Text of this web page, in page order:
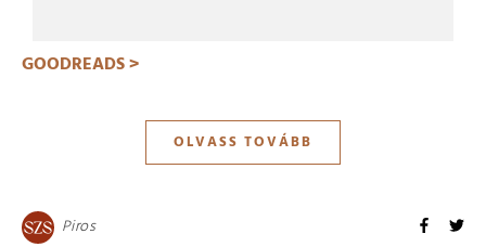
GOODREADS >
OLVASS TOVÁBB
Piros